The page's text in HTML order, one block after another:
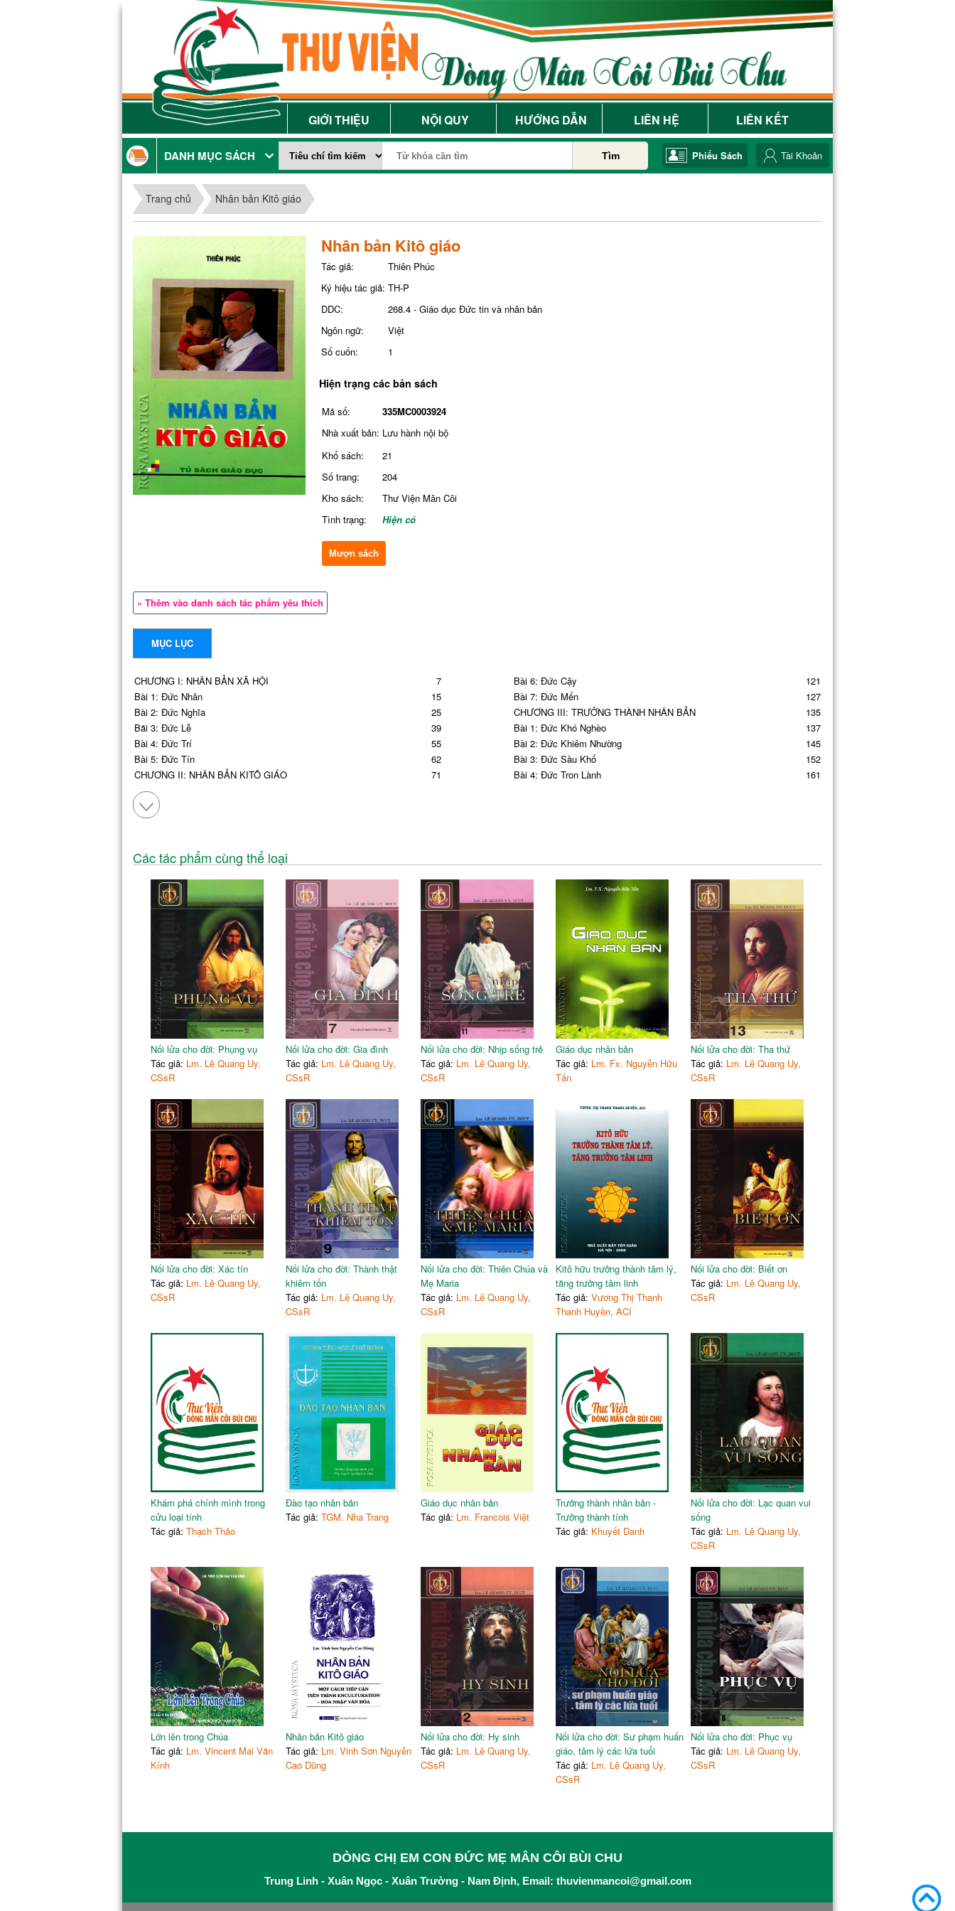
GIỚI THIỆU NỘI QUY HƯỚNG DẪN LIÊN HỆ LIÊN KẾT
DANH MỤC SÁCH Tìm Phiếu Sách Tài Khoản
Trang chủ Nhân bản Kitô giáo
Nhân bản Kitô giáo
Tác giả:
Thiên Phúc
Ký hiệu tác giả: TH-P
DDC:
268.4 - Giáo dục Đức tin và nhân bản
Ngôn ngữ:
Việt
Số cuốn:
1
Hiện trạng các bản sách
Mã số:
335MC0003924
Nhà xuất bản: Lưu hành nội bộ
Khổ sách:
21
Số trang:
204
Kho sách:
Thư Viện Mân Côi
Tình trạng:
Hiện có
Mượn sách
» Thêm vào danh sách tác phẩm yêu thích
MỤC LỤC
CHƯƠNG I: NHÂN BẢN XÃ HỘI
7
Bài 1: Đức Nhân
15
Bài 2: Đức Nghĩa
25
Băi 3: Đức Lễ
39
Bài 4: Đức Trí
55
Bài 5: Đức Tín
62
CHƯƠNG II: NHÂN BẢN KITÔ GIÁO
71
Bài 1: Đức Khôn Ngoan
Bài 2: Đức Công Bình
Bài 3: Đức Can Đảm
Bài 5: Đức Tin
Bài 6: Đức Cậy
121
Bài 7: Đức Mến
127
CHƯƠNG III: TRƯỞNG THÀNH NHÂN BẢN
135
Bài 1: Đức Khó Nghèo
137
Bài 2: Đức Khiêm Nhường
145
Bài 3: Đức Sầu Khổ
152
Bài 4: Đức Trọn Lành
161
Các tác phẩm cùng thể loại
Nối lửa cho đời: Phụng vụ
Tác giả: Lm. Lê Quang Uy,
CSsR
Nối lửa cho đời: Gia đình
Tác giả: Lm. Lê Quang Uy,
CSsR
Nối lửa cho đời: Nhịp sống trẻ
Tác giả: Lm. Lê Quang Uy,
CSsR
Giáo dục nhân bản
Tác giả: Lm. Fx. Nguyễn Hữu
Tấn
Nối lửa cho đời: Tha thứ
Tác giả: Lm. Lê Quang Uy,
CSsR
Nối lửa cho đời: Xác tín
Tác giả: Lm. Lê Quang Uy,
CSsR
Nối lửa cho đời: Thành thật
khiêm tốn
Tác giả: Lm. Lê Quang Uy,
CSsR
Nối lửa cho đời: Thiên Chúa và
Mẹ Maria
Tác giả: Lm. Lê Quang Uy,
CSsR
Kitô hữu trưởng thành tâm lý,
tăng trưởng tâm linh
Tác giả: Vương Thị Thanh
Thanh Huyền, ACI
Nối lửa cho đời: Biết ơn
Tác giả: Lm. Lê Quang Uy,
CSsR
Khám phá chính mình trong
cửu loại tính
Tác giả: Thạch Thảo
Đào tạo nhân bản
Tác giả: TGM. Nha Trang
Giáo dục nhân bản
Tác giả: Lm. Francois Việt
Trưởng thành nhân bản -
Trưởng thành tính
Tác giả: Khuyết Danh
Nối lửa cho đời: Lạc quan vui
sống
Tác giả: Lm. Lê Quang Uy,
CSsR
Lớn lên trong Chúa
Tác giả: Lm. Vincent Mai Văn
Kính
Nhân bản Kitô giáo
Tác giả: Lm. Vinh Sơn Nguyễn
Cao Dũng
Nối lửa cho đời: Hy sinh
Tác giả: Lm. Lê Quang Uy,
CSsR
Nối lửa cho đời: Sư phạm huấn
giáo, tâm lý các lứa tuổi
Tác giả: Lm. Lê Quang Uy,
CSsR
Nối lửa cho đời: Phục vụ
Tác giả: Lm. Lê Quang Uy,
CSsR
DÒNG CHỊ EM CON ĐỨC MẸ MÂN CÔI BÙI CHU
Trung Linh - Xuân Ngọc - Xuân Trường - Nam Định, Email: thuvienmancoi@gmail.com